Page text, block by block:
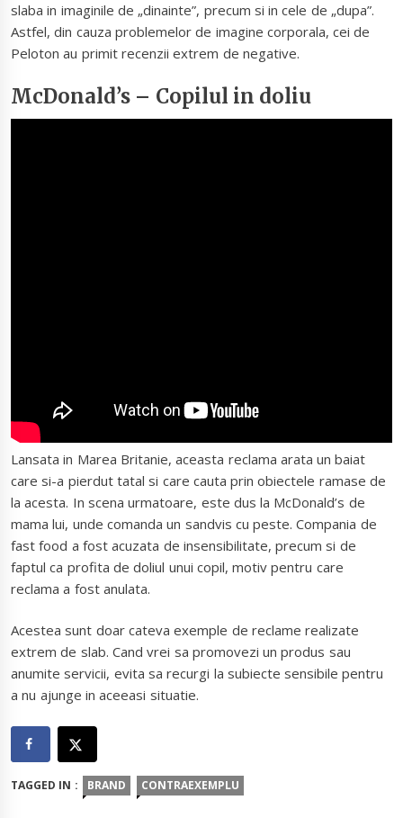
slaba in imaginile de „dinainte”, precum si in cele de „dupa”.
Astfel, din cauza problemelor de imagine corporala, cei de
Peloton au primit recenzii extrem de negative.
McDonald’s – Copilul in doliu
Lansata in Marea Britanie, aceasta reclama arata un baiat
care si-a pierdut tatal si care cauta prin obiectele ramase de
la acesta. In scena urmatoare, este dus la McDonald’s de
mama lui, unde comanda un sandvis cu peste. Compania de
fast food a fost acuzata de insensibilitate, precum si de
faptul ca profita de doliul unui copil, motiv pentru care
reclama a fost anulata.
Acestea sunt doar cateva exemple de reclame realizate
extrem de slab. Cand vrei sa promovezi un produs sau
anumite servicii, evita sa recurgi la subiecte sensibile pentru
a nu ajunge in aceeasi situatie.
TAGGED IN : BRAND CONTRAEXEMPLU